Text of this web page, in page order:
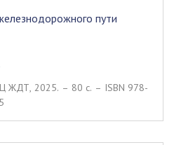
пути
ЖДТ, 2025. – 80 c. – ISBN 978-